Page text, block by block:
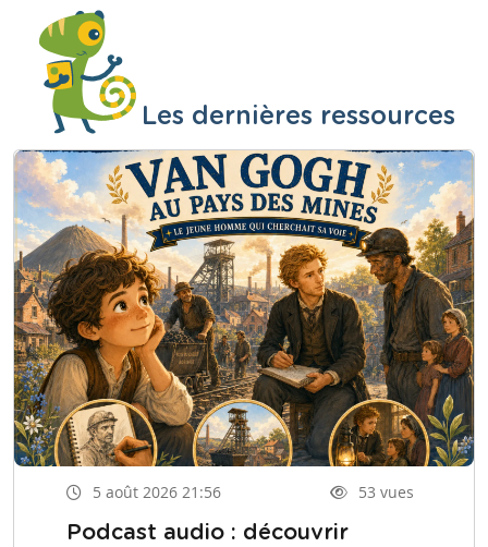
Les dernières ressources
5 août 2026 21:56 53 vues
Podcast audio : découvrir